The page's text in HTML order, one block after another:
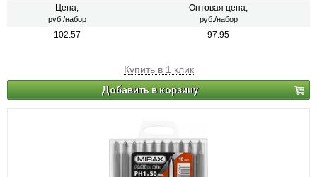
Цена,
руб./набор
Оптовая цена,
руб./набор
102.57 97.95
Купить в 1 клик
Добавить в корзину